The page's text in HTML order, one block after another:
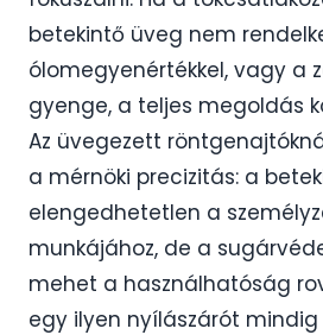
betekintő üveg nem
ólomegyenértékkel, vagy a
gyenge, a teljes megoldás
Az üvegezett
a mérnöki precizitás: a
elengedhetetlen a
munkájához, de a
mehet a használhatóság
egy ilyen nyílászárót